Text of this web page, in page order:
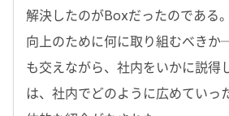
解決したのがBoxだったのである
向上のために何に取り組むべき
も交えながら、社内をいかに説得
は、社内でどのように広めていっ